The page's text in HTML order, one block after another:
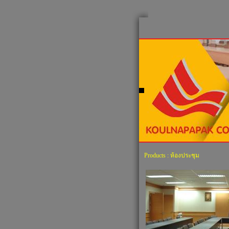
Products : ห้องประชุม